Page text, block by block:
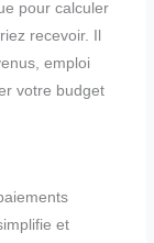
pour calculer
recevoir. Il
emploi
votre budget
et